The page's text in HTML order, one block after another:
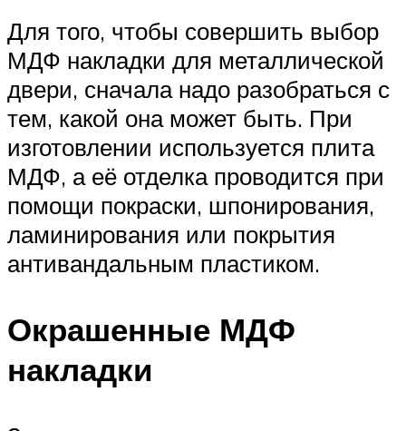
Для того, чтобы совершить выбор
МДФ накладки для металлической
двери, сначала надо разобраться с
тем, какой она может быть. При
изготовлении используется плита
МДФ, а её отделка проводится при
помощи покраски, шпонирования,
ламинирования или покрытия
антивандальным пластиком.
Окрашенные МДФ
накладки